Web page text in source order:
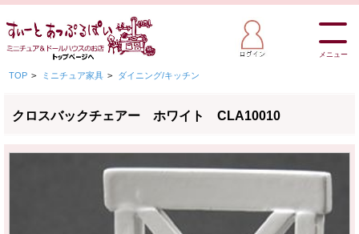
メニュー
TOP > ミニチュア家具 > ダイニング/キッチン
クロスバックチェアー ホワイト CLA10010